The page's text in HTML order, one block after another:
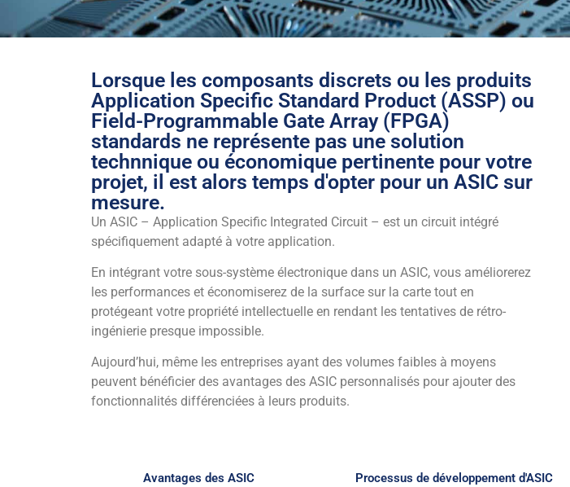
Lorsque les composants discrets ou les produits
Application Specific Standard Product (ASSP) ou
Field-Programmable Gate Array (FPGA)
standards ne représente pas une solution
technnique ou économique pertinente pour votre
projet, il est alors temps d'opter pour un ASIC sur
mesure.
Un ASIC – Application Specific Integrated Circuit – est un circuit intégré
spécifiquement adapté à votre application.
En intégrant votre sous-système électronique dans un ASIC, vous améliorerez
les performances et économiserez de la surface sur la carte tout en
protégeant votre propriété intellectuelle en rendant les tentatives de rétro-
ingénierie presque impossible.
Aujourd’hui, même les entreprises ayant des volumes faibles à moyens
peuvent bénéficier des avantages des ASIC personnalisés pour ajouter des
fonctionnalités différenciées à leurs produits.
Avantages des ASIC Processus de développement d'ASIC